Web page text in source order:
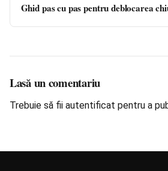
Ghid pas cu pas pentru deblocarea
Lasă un comentariu
Trebuie să fii autentificat pentru a